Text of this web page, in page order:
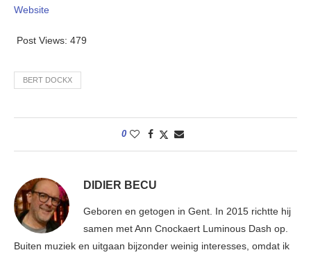
Website
Post Views: 479
BERT DOCKX
0
DIDIER BECU
Geboren en getogen in Gent. In 2015 richtte hij
samen met Ann Cnockaert Luminous Dash op.
Buiten muziek en uitgaan bijzonder weinig interesses, omdat ik